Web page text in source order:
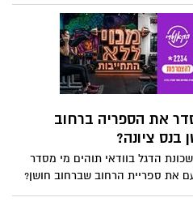
ובהתנדבות, להדרכת הלהקה, לה
"המשפחה השניה שלי"
עבור ילדיה ונכדיה.
את הספריה ברחוב
בנס ציונה?
הדגל בוודאי תוהים מי מסדר
את ספריית הרחוב שברחוב חושן?
בצילום היא דינה אברמוביץ